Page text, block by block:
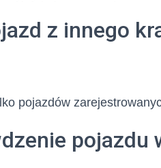
z innego
pojazdów
pojazdu